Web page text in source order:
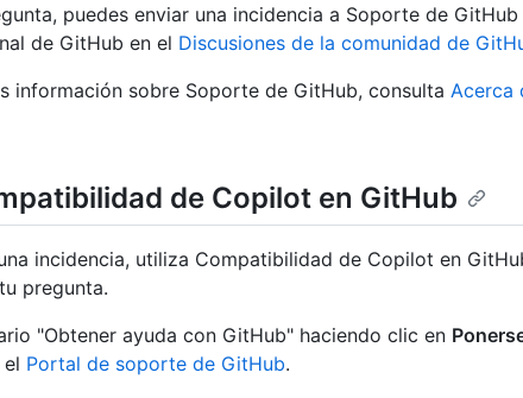
puedes enviar una incidencia a Soporte de
de GitHub en el Discusiones de la comunidad de
información sobre Soporte de GitHub, consulta Acerca
de Copilot en GitHub
incidencia, utiliza Compatibilidad de Copilot en
pregunta.
"Obtener ayuda con GitHub" haciendo clic en
el Portal de soporte de GitHub.